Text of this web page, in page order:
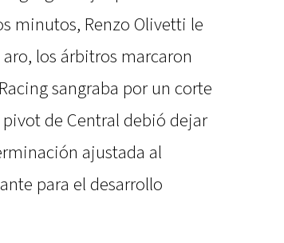
minutos, Renzo Olivetti le
los árbitros marcaron
sangraba por un corte
de Central debió dejar
ajustada al
para el desarrollo